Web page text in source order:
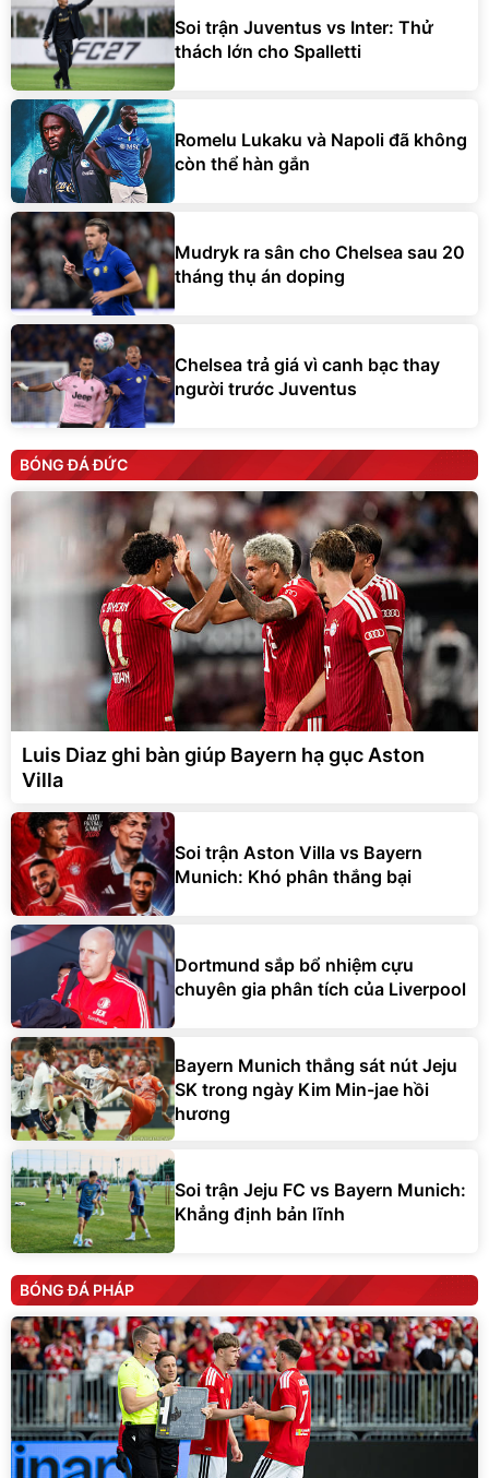
Soi trận Juventus vs Inter: Thử
thách lớn cho Spalletti
Romelu Lukaku và Napoli đã không
còn thể hàn gắn
Mudryk ra sân cho Chelsea sau 20
tháng thụ án doping
Chelsea trả giá vì canh bạc thay
người trước Juventus
BÓNG ĐÁ ĐỨC
Luis Diaz ghi bàn giúp Bayern hạ gục Aston
Villa
Soi trận Aston Villa vs Bayern
Munich: Khó phân thắng bại
Dortmund sắp bổ nhiệm cựu
chuyên gia phân tích của Liverpool
Bayern Munich thắng sát nút Jeju
SK trong ngày Kim Min-jae hồi
hương
Soi trận Jeju FC vs Bayern Munich:
Khẳng định bản lĩnh
BÓNG ĐÁ PHÁP